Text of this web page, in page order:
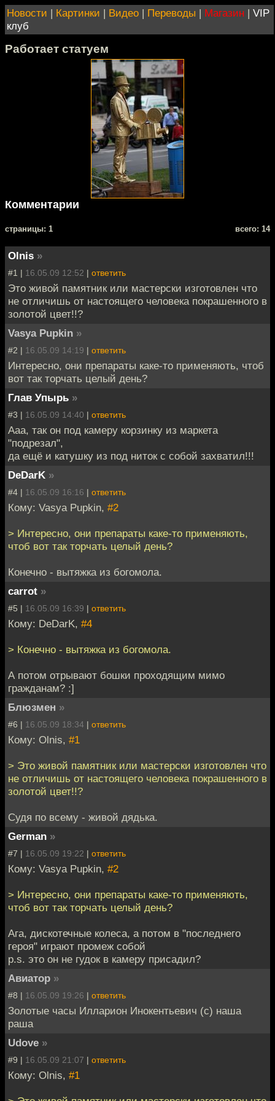
Новости | Картинки | Видео | Переводы | Магазин | VIP
клуб
Работает статуем
Комментарии
cтраницы: 1 всего: 14
Olnis »
#1 | 16.05.09 12:52 | ответить
Это живой памятник или мастерски изготовлен что
не отличишь от настоящего человека покрашенного в
золотой цвет!!?
Vasya Pupkin »
#2 | 16.05.09 14:19 | ответить
Интересно, они препараты каке-то применяють, чтоб
вот так торчать целый день?
Глав Упырь »
#3 | 16.05.09 14:40 | ответить
Ааа, так он под камеру корзинку из маркета
"подрезал",
да ещё и катушку из под ниток с собой захватил!!!
DeDarK »
#4 | 16.05.09 16:16 | ответить
Кому: Vasya Pupkin, #2
> Интересно, они препараты каке-то применяють,
чтоб вот так торчать целый день?
Конечно - вытяжка из богомола.
carrot »
#5 | 16.05.09 16:39 | ответить
Кому: DeDarK, #4
> Конечно - вытяжка из богомола.
А потом отрывают бошки проходящим мимо
гражданам? :]
Блюзмен »
#6 | 16.05.09 18:34 | ответить
Кому: Olnis, #1
> Это живой памятник или мастерски изготовлен что
не отличишь от настоящего человека покрашенного в
золотой цвет!!?
Судя по всему - живой дядька.
German »
#7 | 16.05.09 19:22 | ответить
Кому: Vasya Pupkin, #2
> Интересно, они препараты каке-то применяють,
чтоб вот так торчать целый день?
Ага, дискотечные колеса, а потом в "последнего
героя" играют промеж собой
p.s. это он не гудок в камеру присадил?
Авиатор »
#8 | 16.05.09 19:26 | ответить
Золотые часы Илларион Инокентьевич (с) наша
раша
Udove »
#9 | 16.05.09 21:07 | ответить
Кому: Olnis, #1